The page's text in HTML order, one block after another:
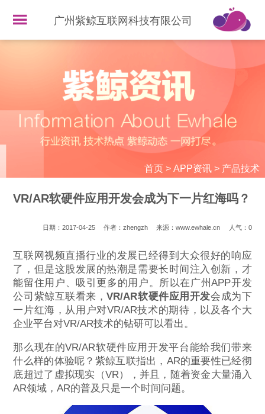
广州紫鲸互联网科技有限公司
首页> APP资讯> 产品技术
VR/AR软硬件应用开发会成为下一片红海吗？
日期：2017-04-25 作者：zhengzh 来源：www.ewhale.cn 人气： 0
互联网视频直播行业的发展已经得到大众很好的响应
了，但是这股发展的热潮是需要长时间注入创新，才
能留住用户、吸引更多的用户。所以在广州APP开发
公司紫鲸互联看来，VR/AR软硬件应用开发会成为下
一片红海，从用户对VR/AR技术的期待，以及各个大
企业平台对VR/AR技术的钻研可以看出。
那么现在的VR/AR软硬件应用开发平台能给我们带来
什么样的体验呢？紫鲸互联指出，AR的重要性已经彻
底超过了虚拟现实（VR），并且，随着资金大量涌入
AR领域，AR的普及只是一个时间问题。